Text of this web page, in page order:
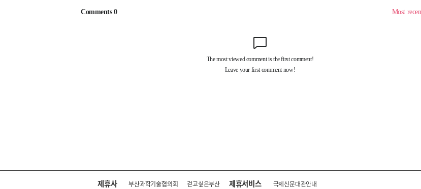
제휴사 부산과학기술협의회 걷고싶은부산 제휴서비스 국제신문대관안내